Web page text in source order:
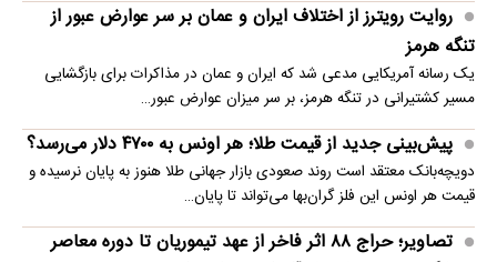
روایت رویترز از اختلاف ایران و عمان بر سر عوارض عبور از
تنگه هرمز
یک رسانه آمریکایی مدعی شد که ایران و عمان در مذاکرات برای بازگشایی
مسیر کشتیرانی در تنگه هرمز، بر سر میزان عوارض عبور…
پیش‌بینی جدید از قیمت طلا؛ هر اونس به ۴۷۰۰ دلار می‌رسد؟
دویچه‌بانک معتقد است روند صعودی بازار جهانی طلا هنوز به پایان نرسیده و
قیمت هر اونس این فلز گران‌بها می‌تواند تا پایان…
تصاویر؛ حراج ۸۸ اثر فاخر از عهد تیموریان تا دوره معاصر